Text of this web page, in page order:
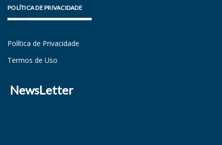
POLÍTICA DE PRIVACIDADE
Política de Privacidade
Termos de Uso
NewsLetter